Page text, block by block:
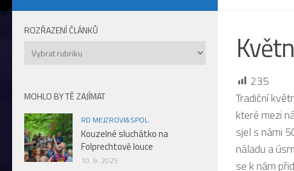
235
Tradiční
které mezi
sjel s námi
náladu a
se k nám
ROZŘAZENÍ ČLÁNKŮ
Rozřazení
článků
MOHLO BY TĚ ZAJÍMAT
RD MEJZROVI&SPOL.
Kouzelné sluchátko na
Folprechtově louce
10. 9. 2025